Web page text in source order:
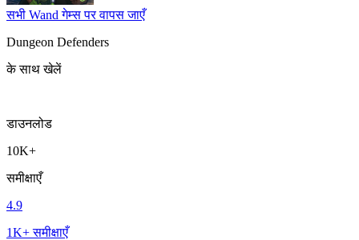
सभी Wand गेम्स पर वापस जाएँ
Dungeon Defenders
के साथ खेलें
डाउनलोड
10K+
समीक्षाएँ
4.9
1K+ समीक्षाएँ